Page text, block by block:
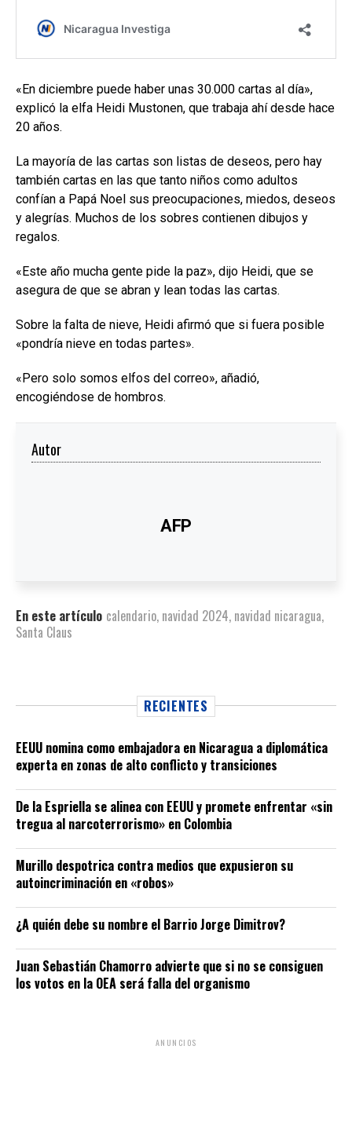
«En diciembre puede haber unas 30.000 cartas al día»,
explicó la elfa Heidi Mustonen, que trabaja ahí desde hace
20 años.
La mayoría de las cartas son listas de deseos, pero hay
también cartas en las que tanto niños como adultos
confían a Papá Noel sus preocupaciones, miedos, deseos
y alegrías. Muchos de los sobres contienen dibujos y
regalos.
«Este año mucha gente pide la paz», dijo Heidi, que se
asegura de que se abran y lean todas las cartas.
Sobre la falta de nieve, Heidi afirmó que si fuera posible
«pondría nieve en todas partes».
«Pero solo somos elfos del correo», añadió,
encogiéndose de hombros.
Autor
AFP
En este artículo calendario, navidad 2024, navidad nicaragua,
Santa Claus
RECIENTES
EEUU nomina como embajadora en Nicaragua a diplomática
experta en zonas de alto conflicto y transiciones
De la Espriella se alinea con EEUU y promete enfrentar «sin
tregua al narcoterrorismo» en Colombia
Murillo despotrica contra medios que expusieron su
autoincriminación en «robos»
¿A quién debe su nombre el Barrio Jorge Dimitrov?
Juan Sebastián Chamorro advierte que si no se consiguen
los votos en la OEA será falla del organismo
ANUNCIOS